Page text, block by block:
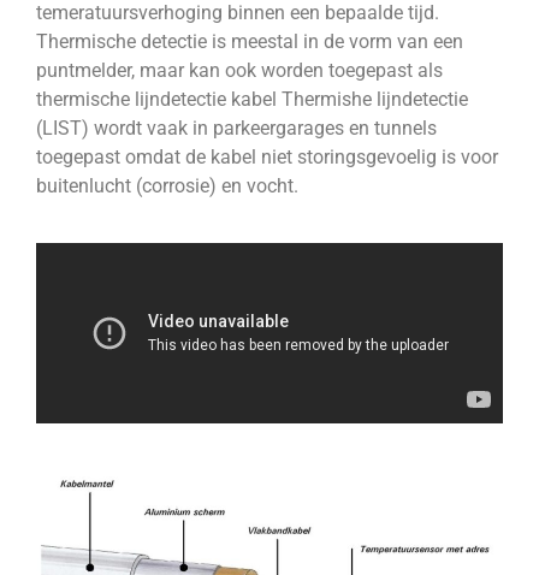
temeratuursverhoging binnen een bepaalde tijd.
Thermische detectie is meestal in de vorm van een
puntmelder, maar kan ook worden toegepast als
thermische lijndetectie kabel Thermishe lijndetectie
(LIST) wordt vaak in parkeergarages en tunnels
toegepast omdat de kabel niet storingsgevoelig is voor
buitenlucht (corrosie) en vocht.